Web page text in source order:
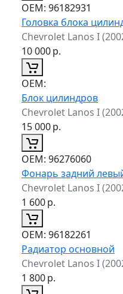
ОЕМ: 96182931
Головка блока
Chevrolet Lanos I
10 000р.
ОЕМ:
Блок цилиндров
Chevrolet Lanos I
15 000р.
ОЕМ: 96276060
Фонарь задний
Chevrolet Lanos I
1 600р.
ОЕМ: 96182261
Радиатор основной
Chevrolet Lanos I
1 800р.